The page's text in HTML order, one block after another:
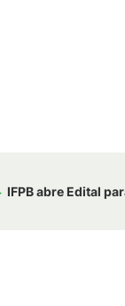
IFPB abre Edital